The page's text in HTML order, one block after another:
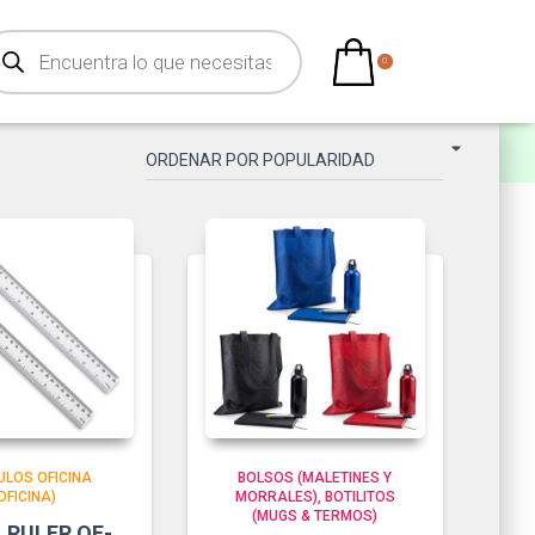
0
OFICINA
BOLSOS (MALETINES Y
MORRALES)
BOTILITOS
(MUGS & TERMOS)